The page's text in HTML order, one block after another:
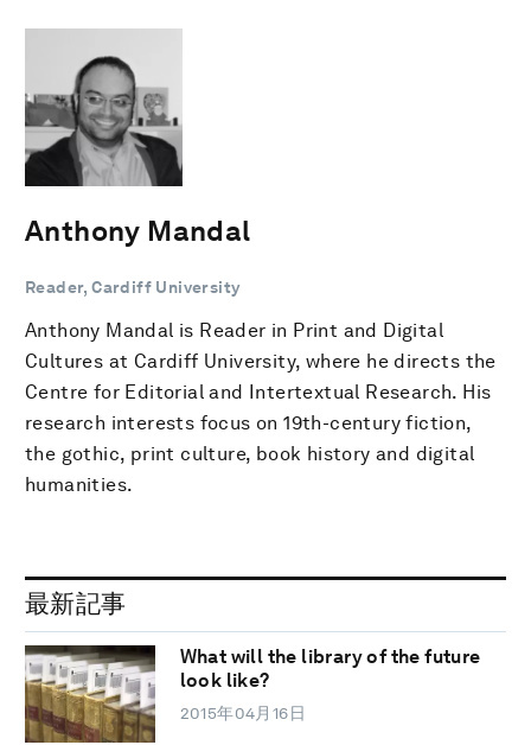
Anthony Mandal
Reader, Cardiff University
Anthony Mandal is Reader in Print and Digital
Cultures at Cardiff University, where he directs the
Centre for Editorial and Intertextual Research. His
research interests focus on 19th-century fiction,
the gothic, print culture, book history and digital
humanities.
最新記事
What will the library of the future
look like?
2015年04月16日